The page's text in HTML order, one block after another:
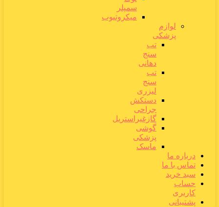
سمپلر
میکروتیوب
لوازم
پزشکی
تب
سنج
دهانی
تب
سنج
لیزری
دستکش
جراحی
گازغیراستریل
گوشی
پزشکی
ماسک
درباره ما
تماس با ما
سبد خرید
حساب
کاربری
پشتیبانی